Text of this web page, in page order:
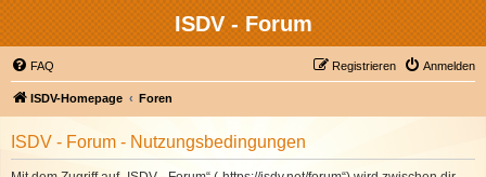
ISDV - Forum
FAQ Anmelden
Registrieren
ISDV-Homepage Foren
ISDV - Forum - Nutzungsbedingungen